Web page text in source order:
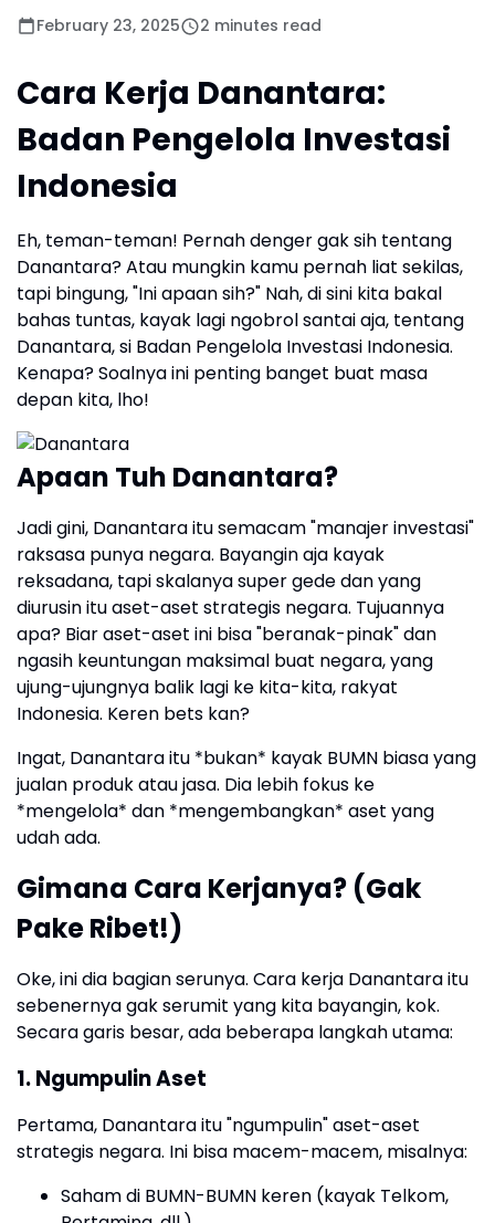
February 23, 2025 2 minutes read
Cara Kerja Danantara:
Badan Pengelola Investasi
Indonesia
Eh, teman-teman! Pernah denger gak sih tentang
Danantara? Atau mungkin kamu pernah liat sekilas,
tapi bingung, "Ini apaan sih?" Nah, di sini kita bakal
bahas tuntas, kayak lagi ngobrol santai aja, tentang
Danantara, si Badan Pengelola Investasi Indonesia.
Kenapa? Soalnya ini penting banget buat masa
depan kita, lho!
Apaan Tuh Danantara?
Jadi gini, Danantara itu semacam "manajer investasi"
raksasa punya negara. Bayangin aja kayak
reksadana, tapi skalanya super gede dan yang
diurusin itu aset-aset strategis negara. Tujuannya
apa? Biar aset-aset ini bisa "beranak-pinak" dan
ngasih keuntungan maksimal buat negara, yang
ujung-ujungnya balik lagi ke kita-kita, rakyat
Indonesia. Keren bets kan?
Ingat, Danantara itu *bukan* kayak BUMN biasa yang
jualan produk atau jasa. Dia lebih fokus ke
*mengelola* dan *mengembangkan* aset yang
udah ada.
Gimana Cara Kerjanya? (Gak
Pake Ribet!)
Oke, ini dia bagian serunya. Cara kerja Danantara itu
sebenernya gak serumit yang kita bayangin, kok.
Secara garis besar, ada beberapa langkah utama:
1. Ngumpulin Aset
Pertama, Danantara itu "ngumpulin" aset-aset
strategis negara. Ini bisa macem-macem, misalnya:
Saham di BUMN-BUMN keren (kayak Telkom,